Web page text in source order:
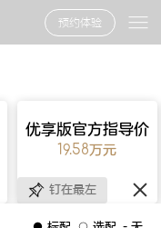
预约体验
优享版官方指导价
19.58万元
钉在最左